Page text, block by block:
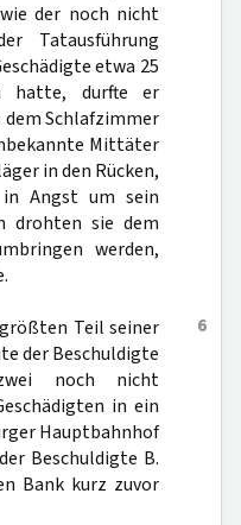
der noch nicht
Tatausführung
etwa 25
hatte, durfte er
dem Schlafzimmer
Mittäter
in den Rücken,
Angst um sein
drohten sie dem
werden,
6
Teil seiner
der Beschuldigte
noch nicht
in ein
Hauptbahnhof
Beschuldigte B.
Bank kurz zuvor